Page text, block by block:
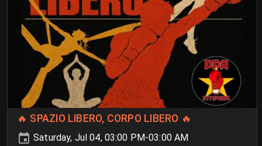
🔥 SPAZIO LIBERO, CORPO LIBERO 🔥
Saturday, Jul 04, 03:00 PM-03:00 AM